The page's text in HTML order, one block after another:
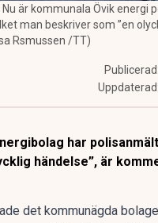
är kommunala Övik energi
man beskriver som ”en
Rsmussen /TT)
Publicerad:
Uppdaterad:
har
händelse”, är
det kommunägda